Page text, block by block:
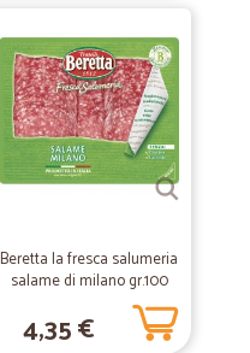
Beretta la fresca salumeria
salame di milano gr.100
4,35 €